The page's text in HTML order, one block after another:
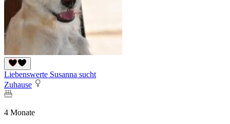
Liebenswerte Susanna sucht
Zuhause
4 Monate